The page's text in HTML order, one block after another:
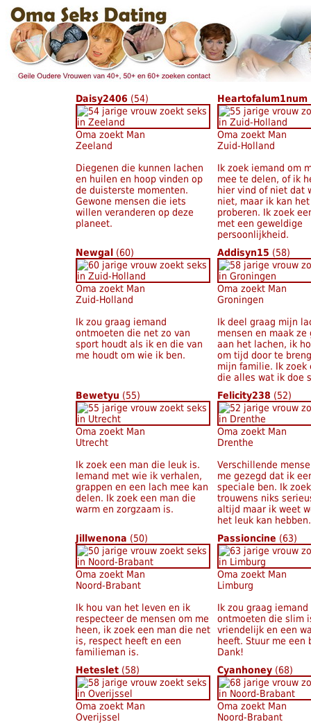
Daisy2406 (54)
Oma zoekt Man
Zeeland
Diegenen die kunnen lachen
en huilen en hoop vinden op
de duisterste momenten.
Gewone mensen die iets
willen veranderen op deze
planeet.
Heartofalum1num
Oma zoekt Man
Zuid-Holland
Ik zoek iemand om
mee te delen, of ik
hier vind of niet dat
niet, maar ik kan
proberen. Ik zoek
met een geweldige
persoonlijkheid.
Newgal (60)
Oma zoekt Man
Zuid-Holland
Ik zou graag iemand
ontmoeten die net zo van
sport houdt als ik en die van
me houdt om wie ik ben.
Addisyn15 (58)
Oma zoekt Man
Groningen
Ik deel graag mijn
mensen en maak ze
aan het lachen, ik
om tijd door te
mijn familie. Ik zoek
die alles wat ik doe
Bewetyu (55)
Oma zoekt Man
Utrecht
Ik zoek een man die leuk is.
Iemand met wie ik verhalen,
grappen en een lach mee kan
delen. Ik zoek een man die
warm en zorgzaam is.
Felicity238 (52)
Oma zoekt Man
Drenthe
Verschillende
me gezegd dat ik
speciale ben. Ik zoek
trouwens niks
altijd maar ik weet
het leuk kan hebben.
Jillwenona (50)
Oma zoekt Man
Noord-Brabant
Ik hou van het leven en ik
respecteer de mensen om me
heen, ik zoek een man die net
is, respect heeft en een
familieman is.
Passioncine (63)
Oma zoekt Man
Limburg
Ik zou graag iemand
ontmoeten die slim
vriendelijk en een
heeft. Stuur me een
Dank!
Heteslet (58)
Oma zoekt Man
Overijssel
Cyanhoney (68)
Oma zoekt Man
Noord-Brabant